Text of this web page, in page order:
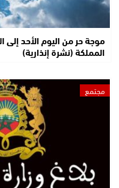
موجة حر من اليوم الأحد إلى
المملكة (نشرة إنذارية)
مجتمع